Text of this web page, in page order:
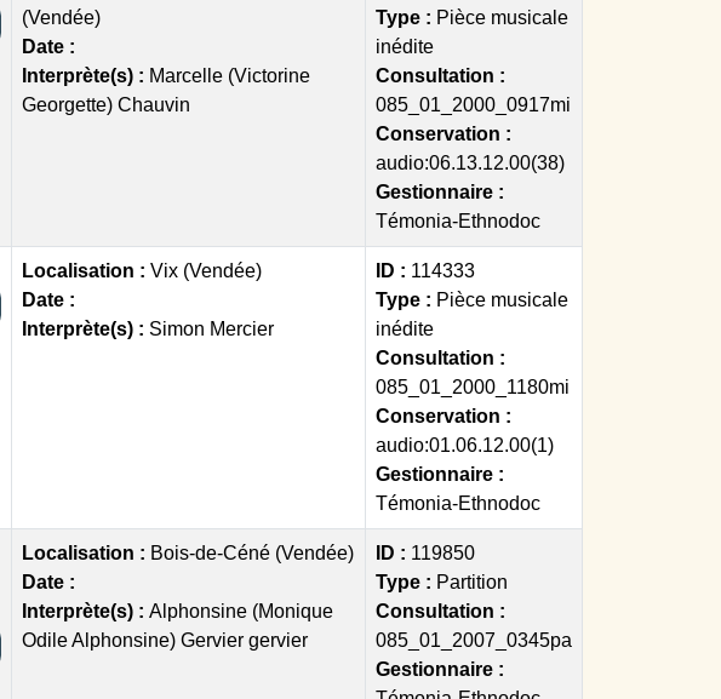
(Vendée)
Date :
Interprète(s) : Marcelle (Victorine
Georgette) Chauvin
Type : Pièce musicale
inédite
Consultation :
085_01_2000_0917mi
Conservation :
audio:06.13.12.00(38)
Gestionnaire :
Témonia-Ethnodoc
Localisation : Vix (Vendée)
Date :
Interprète(s) : Simon Mercier
ID : 114333
Type : Pièce musicale
inédite
Consultation :
085_01_2000_1180mi
Conservation :
audio:01.06.12.00(1)
Gestionnaire :
Témonia-Ethnodoc
Localisation : Bois-de-Céné (Vendée)
Date :
Interprète(s) : Alphonsine (Monique
Odile Alphonsine) Gervier gervier
ID : 119850
Type : Partition
Consultation :
085_01_2007_0345pa
Gestionnaire :